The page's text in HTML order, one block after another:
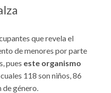
que revela el
de menores por parte
pues este organismo
118 son niños, 86
de género.